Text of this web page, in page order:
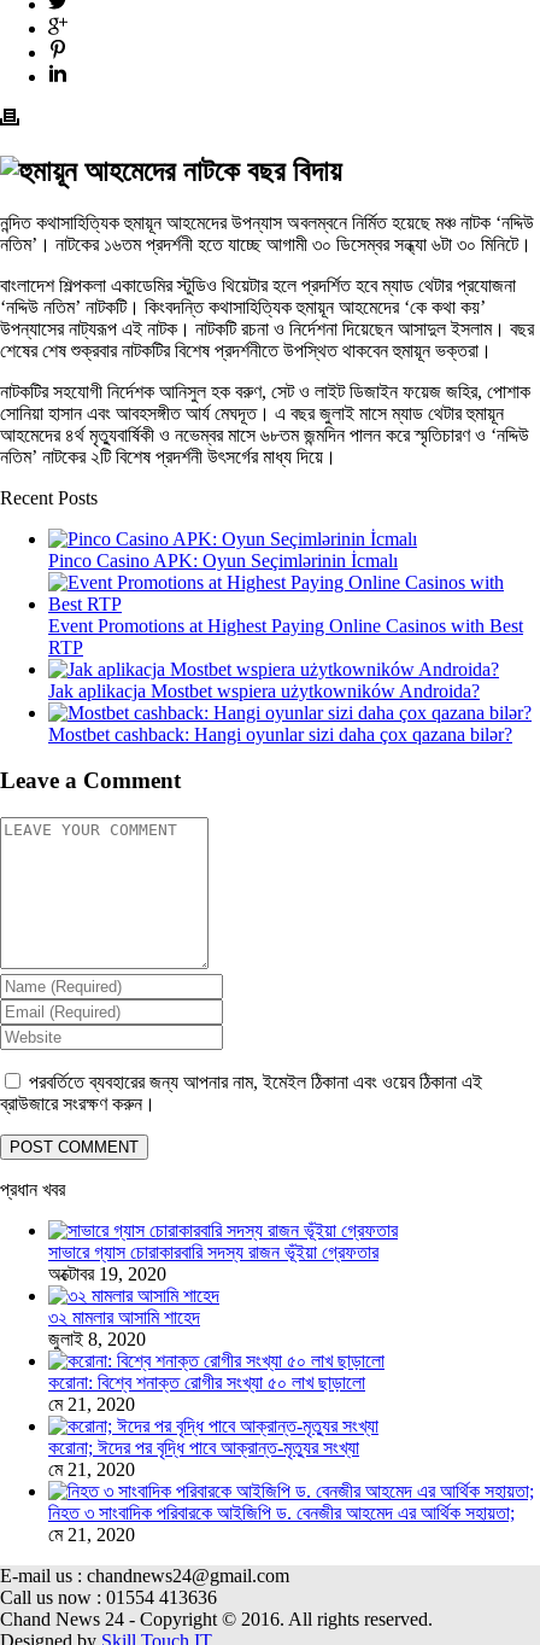
নন্দিত কথাসাহিত্যিক হুমায়ূন আহমেদের উপন্যাস অবলম্বনে নির্মিত হয়েছে মঞ্চ নাটক ‘নদ্দিউ
নতিম’। নাটকের ১৬তম প্রদর্শনী হতে যাচ্ছে আগামী ৩০ ডিসেম্বর সন্ধ্যা ৬টা ৩০ মিনিটে।
বাংলাদেশ শিল্পকলা একাডেমির স্টুডিও থিয়েটার হলে প্রদর্শিত হবে ম্যাড থেটার প্রযোজনা
‘নদ্দিউ নতিম’ নাটকটি। কিংবদন্তি কথাসাহিত্যিক হুমায়ূন আহমেদের ‘কে কথা কয়’
উপন্যাসের নাট্যরূপ এই নাটক। নাটকটি রচনা ও নির্দেশনা দিয়েছেন আসাদুল ইসলাম। বছর
শেষের শেষ শুক্রবার নাটকটির বিশেষ প্রদর্শনীতে উপস্থিত থাকবেন হুমায়ূন ভক্তরা।
নাটকটির সহযোগী নির্দেশক আনিসুল হক বরুণ, সেট ও লাইট ডিজাইন ফয়েজ জহির, পোশাক
সোনিয়া হাসান এবং আবহসঙ্গীত আর্য মেঘদূত। এ বছর জুলাই মাসে ম্যাড থেটার হুমায়ূন
আহমেদের ৪র্থ মৃত্যুবার্ষিকী ও নভেম্বর মাসে ৬৮তম জন্মদিন পালন করে স্মৃতিচারণ ও ‘নদ্দিউ
নতিম’ নাটকের ২টি বিশেষ প্রদর্শনী উৎসর্গের মাধ্য দিয়ে।
Recent Posts
Pinco Casino APK: Oyun Seçimlərinin İcmalı
Event Promotions at Highest Paying Online Casinos with Best
RTP
Jak aplikacja Mostbet wspiera użytkowników Androida?
Mostbet cashback: Hangi oyunlar sizi daha çox qazana bilər?
Leave a Comment
পরবর্তিতে ব্যবহারের জন্য আপনার নাম, ইমেইল ঠিকানা এবং ওয়েব ঠিকানা এই
ব্রাউজারে সংরক্ষণ করুন।
প্রধান খবর
সাভারে গ্যাস চোরাকারবারি সদস্য রাজন ভূঁইয়া গ্রেফতার
অক্টোবর 19, 2020
৩২ মামলার আসামি শাহেদ
জুলাই 8, 2020
করোনা: বিশ্বে শনাক্ত রোগীর সংখ্যা ৫০ লাখ ছাড়ালো
মে 21, 2020
করোনা; ঈদের পর বৃদ্ধি পাবে আক্রান্ত-মৃত্যুর সংখ্যা
মে 21, 2020
নিহত ৩ সাংবাদিক পরিবারকে আইজিপি ড. বেনজীর আহমেদ এর আর্থিক সহায়তা;
মে 21, 2020
E-mail us : chandnews24@gmail.com
Call us now : 01554 413636
Chand News 24 - Copyright © 2016. All rights reserved.
Designed by Skill Touch IT